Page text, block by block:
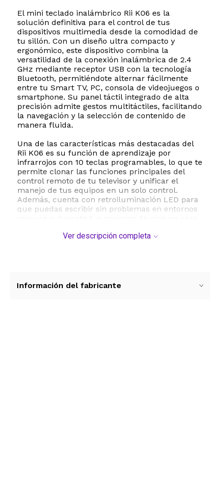
El mini teclado inalámbrico Rii K06 es la
solución definitiva para el control de tus
dispositivos multimedia desde la comodidad de
tu sillón. Con un diseño ultra compacto y
ergonómico, este dispositivo combina la
versatilidad de la conexión inalámbrica de 2.4
GHz mediante receptor USB con la tecnología
Bluetooth, permitiéndote alternar fácilmente
entre tu Smart TV, PC, consola de videojuegos o
smartphone. Su panel táctil integrado de alta
precisión admite gestos multitáctiles, facilitando
la navegación y la selección de contenido de
manera fluida.
Una de las características más destacadas del
Rii K06 es su función de aprendizaje por
infrarrojos con 10 teclas programables, lo que te
permite clonar las funciones principales del
control remoto de tu televisor y unificar el
manejo de tus equipos en un solo control.
Además, cuenta con retroiluminación LED para
que puedas escribir sin problemas en entornos
Equipado con una batería de litio recargable
amplia gama de sistemas operativos y
Ver descripción completa
Información del fabricante